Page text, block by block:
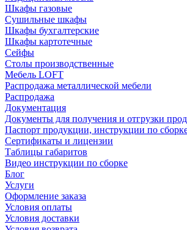
Шкафы газовые
Сушильные шкафы
Шкафы бухгалтерские
Шкафы картотечные
Сейфы
Столы производственные
Мебель LOFT
Распродажа металлической мебели
Распродажа
Документация
Документы для получения и отгрузки
Паспорт продукции, инструкции по
Сертификаты и лицензии
Таблицы габаритов
Видео инструкции по сборке
Блог
Услуги
Оформление заказа
Условия оплаты
Условия доставки